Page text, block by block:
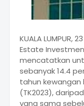
KUALA LUMPUR,
Estate
mencatatkan
sebanyak 14.4
tahun kewangan
(TK2023),
yang sama